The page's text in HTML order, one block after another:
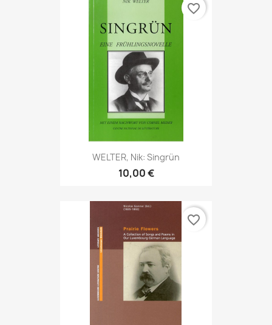
WELTER, Nik: Singrün
10,00 €
favorite_border
favorite_border